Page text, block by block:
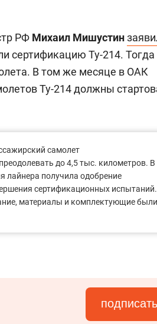
РФ Михаил Мишустин
сертификацию Ту-214. Тогда
В том же месяце в ОАК
Ту-214 должны
самолет
до 4,5 тыс. километров. В
лайнера получила одобрение
сертификационных испытаний.
материалы и комплектующие были